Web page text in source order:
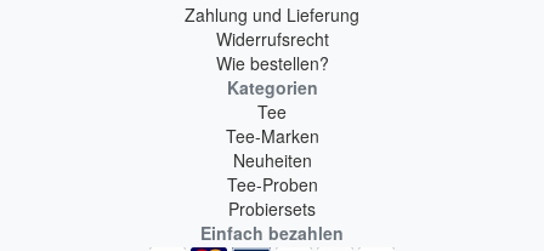
Zahlung und Lieferung
Widerrufsrecht
Wie bestellen?
Kategorien
Tee
Tee-Marken
Neuheiten
Tee-Proben
Probiersets
Einfach bezahlen